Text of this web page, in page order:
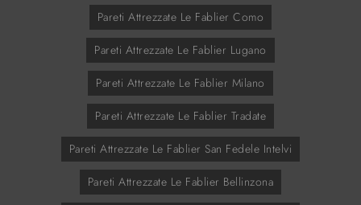
Pareti Attrezzate Le Fablier Como
Pareti Attrezzate Le Fablier Lugano
Pareti Attrezzate Le Fablier Milano
Pareti Attrezzate Le Fablier Tradate
Pareti Attrezzate Le Fablier San Fedele Intelvi
Pareti Attrezzate Le Fablier Bellinzona